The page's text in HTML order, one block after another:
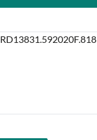
RD13831.592020F.818